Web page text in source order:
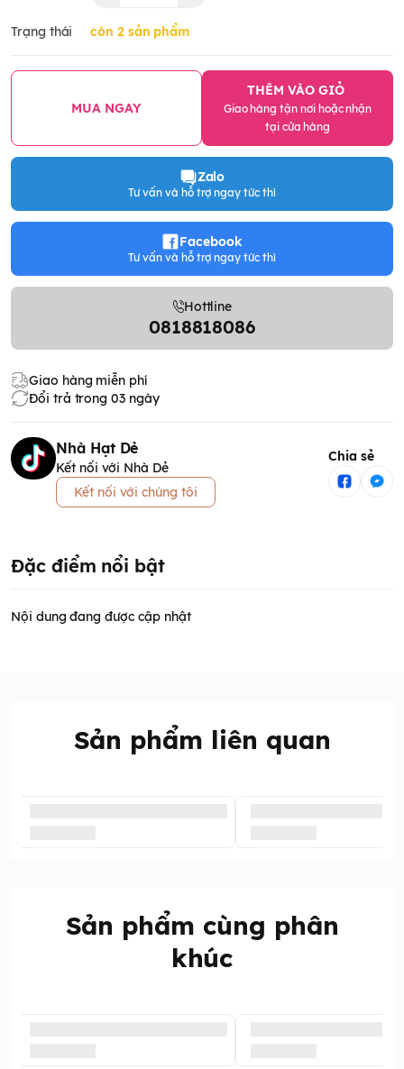
Trạng thái còn 2 sản phẩm
MUA NGAY
THÊM VÀO GIỎ
Giao hàng tận nơi hoặc nhận
tại cửa hàng
Zalo
Tư vấn và hỗ trợ ngay tức thì
Facebook
Tư vấn và hỗ trợ ngay tức thì
Hottline
0818818086
Giao hàng miễn phí
Đổi trả trong 03 ngày
Nhà Hạt Dẻ
Kết nối với Nhà Dẻ
Kết nối với chúng tôi
Chia sẻ
Đặc điểm nổi bật
Nội dung đang được cập nhật
Sản phẩm liên quan
Sản phẩm cùng phân
khúc